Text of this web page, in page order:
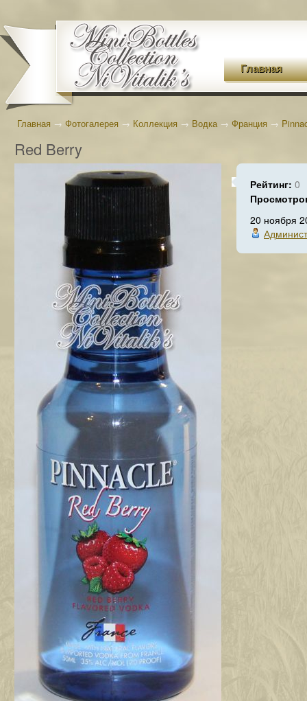
Главная
Главная → Фотогалерея → Коллекция → Водка→ Франция →
Red Berry
Рейтинг: 0
20 ноября